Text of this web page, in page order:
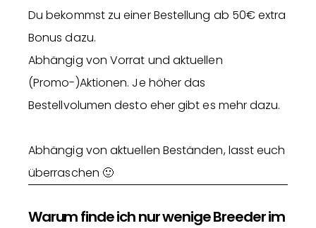
Du bekommst zu einer Bestellung ab 50€ extra
Bonus dazu.
Abhängig von Vorrat und aktuellen
(Promo-)Aktionen. Je höher das
Bestellvolumen desto eher gibt es mehr dazu.
Abhängig von aktuellen Beständen, lasst euch
überraschen 🙂
Warum finde ich nur wenige Breeder im